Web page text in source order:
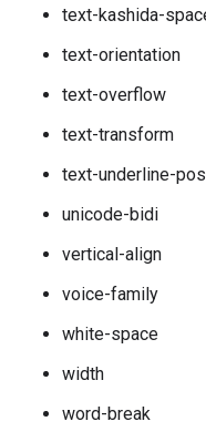
text-kashida-
text-orientation
text-overflow
text-transform
text-underline-
unicode-bidi
vertical-align
voice-family
white-space
width
word-break